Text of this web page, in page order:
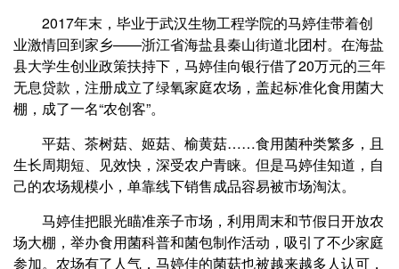
2017年末，毕业于武汉生物工程学院的马婷佳带着创
业激情回到家乡——浙江省海盐县秦山街道北团村。在海盐
县大学生创业政策扶持下，马婷佳向银行借了20万元的三年
无息贷款，注册成立了绿氧家庭农场，盖起标准化食用菌大
棚，成了一名“农创客”。
平菇、茶树菇、姬菇、榆黄菇……食用菌种类繁多，且
生长周期短、见效快，深受农户青睐。但是马婷佳知道，自
己的农场规模小，单靠线下销售成品容易被市场淘汰。
马婷佳把眼光瞄准亲子市场，利用周末和节假日开放农
场大棚，举办食用菌科普和菌包制作活动，吸引了不少家庭
参加。农场有了人气，马婷佳的菌菇也被越来越多人认可，